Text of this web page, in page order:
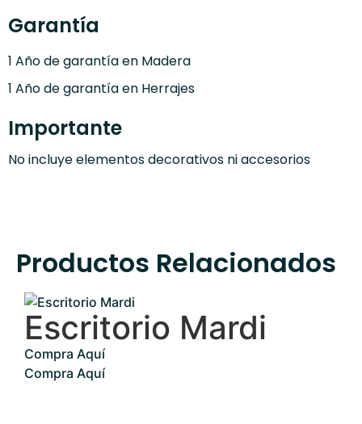
Garantía
1 Año de garantía en Madera
1 Año de garantía en Herrajes
Importante
No incluye elementos decorativos ni accesorios
Productos Relacionados
Escritorio Mardi
Compra Aquí
Compra Aquí